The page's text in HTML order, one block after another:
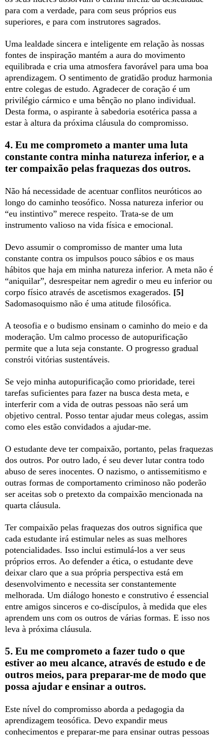
para com a verdade, para com seus próprios eus
superiores, e para com instrutores sagrados.
Uma lealdade sincera e inteligente em relação às nossas
fontes de inspiração mantém a aura do movimento
equilibrada e cria uma atmosfera favorável para uma boa
aprendizagem. O sentimento de gratidão produz harmonia
entre colegas de estudo. Agradecer de coração é um
privilégio cármico e uma bênção no plano individual.
Desta forma, o aspirante à sabedoria esotérica passa a
estar à altura da próxima cláusula do compromisso.
4. Eu me comprometo a manter uma luta
constante contra minha natureza inferior, e a
ter compaixão pelas fraquezas dos outros.
Não há necessidade de acentuar conflitos neuróticos ao
longo do caminho teosófico. Nossa natureza inferior ou
“eu instintivo” merece respeito. Trata-se de um
instrumento valioso na vida física e emocional.
Devo assumir o compromisso de manter uma luta
constante contra os impulsos pouco sábios e os maus
hábitos que haja em minha natureza inferior. A meta não é
“aniquilar”, desrespeitar nem agredir o meu eu inferior ou
corpo físico através de ascetismos exagerados. [5]
Sadomasoquismo não é uma atitude filosófica.
A teosofia e o budismo ensinam o caminho do meio e da
moderação. Um calmo processo de autopurificação
permite que a luta seja constante. O progresso gradual
constrói vitórias sustentáveis.
Se vejo minha autopurificação como prioridade, terei
tarefas suficientes para fazer na busca desta meta, e
interferir com a vida de outras pessoas não será um
objetivo central. Posso tentar ajudar meus colegas, assim
como eles estão convidados a ajudar-me.
O estudante deve ter compaixão, portanto, pelas fraquezas
dos outros. Por outro lado, é seu dever lutar contra todo
abuso de seres inocentes. O nazismo, o antissemitismo e
outras formas de comportamento criminoso não poderão
ser aceitas sob o pretexto da compaixão mencionada na
quarta cláusula.
Ter compaixão pelas fraquezas dos outros significa que
cada estudante irá estimular neles as suas melhores
potencialidades. Isso inclui estimulá-los a ver seus
próprios erros. Ao defender a ética, o estudante deve
deixar claro que a sua própria perspectiva está em
desenvolvimento e necessita ser constantemente
melhorada. Um diálogo honesto e construtivo é essencial
entre amigos sinceros e co-discípulos, à medida que eles
aprendem uns com os outros de várias formas. E isso nos
leva à próxima cláusula.
5. Eu me comprometo a fazer tudo o que
estiver ao meu alcance, através de estudo e de
outros meios, para preparar-me de modo que
possa ajudar e ensinar a outros.
Este nível do compromisso aborda a pedagogia da
aprendizagem teosófica. Devo expandir meus
conhecimentos e preparar-me para ensinar outras pessoas